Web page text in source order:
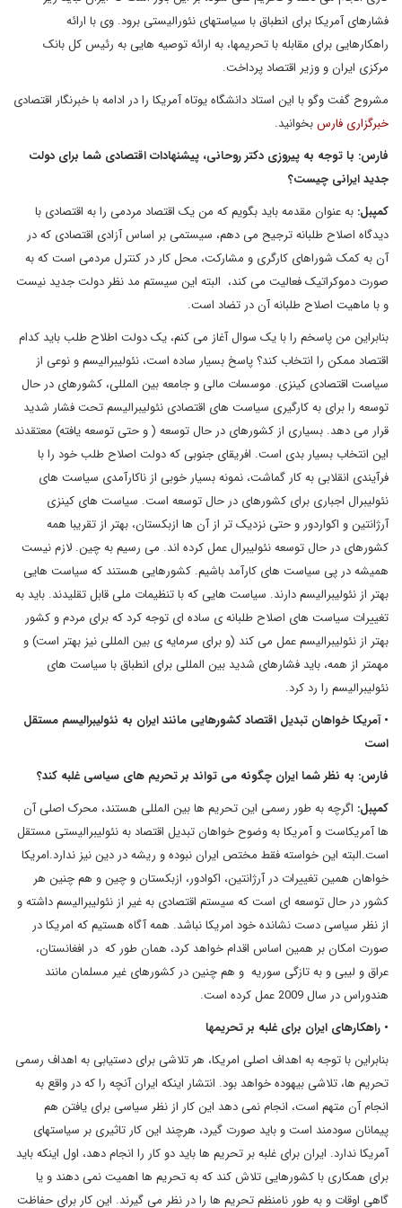
فشارهای آمریکا برای انطباق با سیاستهای نئورالیستی برود. وی با ارائه
راهکارهایی برای مقابله با تحریمها، به ارائه توصیه هایی به رئیس کل بانک
مرکزی ایران و وزیر اقتصاد پرداخت.
مشروح گفت وگو با این استاد دانشگاه یوتاه آمریکا را در ادامه با خبرنگار اقتصادی
خبرگزاری فارسبخوانید.
فارس: با توجه به پیروزی دکتر روحانی، پیشنهادات اقتصادی شما برای دولت
جدید ایرانی چیست؟
کمپبل: به عنوان مقدمه باید بگویم که من یک اقتصاد مردمی را به اقتصادی با
دیدگاه اصلاح طلبانه ترجیح می دهم، سیستمی بر اساس آزادی اقتصادی که در
آن به کمک شوراهای کارگری و مشارکت، محل کار در کنترل مردمی است که به
صورت دموکراتیک فعالیت می کند، البته این سیستم مد نظر دولت جدید نیست
و با ماهیت اصلاح طلبانه آن در تضاد است.
بنابراین من پاسخم را با یک سوال آغاز می کنم، یک دولت اطلاح طلب باید کدام
اقتصاد ممکن را انتخاب کند؟ پاسخ بسیار ساده است، نئولیبرالیسم و نوعی از
سیاست اقتصادی کینزی. موسسات مالی و جامعه بین المللی، کشورهای در حال
توسعه را برای به کارگیری سیاست های اقتصادی نئولیبرالیسم تحت فشار شدید
قرار می دهد. بسیاری از کشورهای در حال توسعه ( و حتی توسعه یافته) معتقدند
این انتخاب بسیار بدی است. افریقای جنوبی که دولت اصلاح طلب خود را با
فرآیندی انقلابی به کار گماشت، نمونه بسیار خوبی از ناکارآمدی سیاست های
نئولیبرال اجباری برای کشورهای در حال توسعه است. سیاست های کینزی
آرژانتین و اکواردور و حتی نزدیک تر از آن ها ازبکستان، بهتر از تقریبا همه
کشورهای در حال توسعه نئولیبرال عمل کرده اند. می رسیم به چین. لازم نیست
همیشه در پی سیاست های کارآمد باشیم. کشورهایی هستند که سیاست هایی
بهتر از نئولیبرالیسم دارند. سیاست هایی که با تنظیمات ملی قابل تقلیدند. باید به
تغییرات سیاست های اصلاح طلبانه ی ساده ای توجه کرد که برای مردم و کشور
بهتر از نئولیبرالیسم عمل می کند (و برای سرمایه ی بین المللی نیز بهتر است) و
مهمتر از همه، باید فشارهای شدید بین المللی برای انطباق با سیاست های
نئولیبرالیسم را رد کرد.
• آمریکا خواهان تبدیل اقتصاد کشورهایی مانند ایران به نئولیبرالیسم مستقل
است
فارس: به نظر شما ایران چگونه می تواند بر تحریم های سیاسی غلبه کند؟
کمپبل: اگرچه به طور رسمی این تحریم ها بین المللی هستند، محرک اصلی آن
ها آمریکاست و آمریکا به وضوح خواهان تبدیل اقتصاد به نئولیبرالیستی مستقل
است.البته این خواسته فقط مختص ایران نبوده و ریشه در دین نیز ندارد.امریکا
خواهان همین تغییرات در آرژانتین، اکوادور، ازبکستان و چین و هم چنین هر
کشور در حال توسعه ای است که سیستم اقتصادی به غیر از نئولیبرالیسم داشته و
از نظر سیاسی دست نشانده خود امریکا نباشد. همه آگاه هستیم که امریکا در
صورت امکان بر همین اساس اقدام خواهد کرد، همان طور که در افغانستان،
عراق و لیبی و به تازگی سوریه و هم چنین در کشورهای غیر مسلمان مانند
هندوراس در سال 2009 عمل کرده است.
• راهکارهای ایران برای غلبه بر تحریمها
بنابراین با توجه به اهداف اصلی امریکا، هر تلاشی برای دستیابی به اهداف رسمی
تحریم ها، تلاشی بیهوده خواهد بود. انتشار اینکه ایران آنچه را که در واقع به
انجام آن متهم است، انجام نمی دهد این کار از نظر سیاسی برای یافتن هم
پیمانان سودمند است و باید صورت گیرد، هرچند این کار تاثیری بر سیاستهای
آمریکا ندارد. ایران برای غلبه بر تحریم ها باید دو کار را انجام دهد، اول اینکه باید
برای همکاری با کشورهایی تلاش کند که به تحریم ها اهمیت نمی دهند و یا
گاهی اوقات و به طور نامنظم تحریم ها را در نظر می گیرند. این کار برای حفاظت